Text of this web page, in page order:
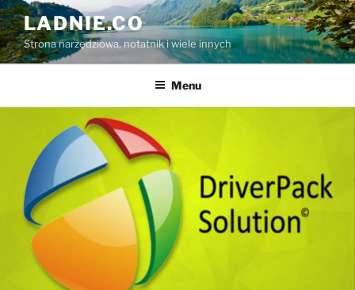
Przejdź
do
treści
LADNIE.CO
Strona narzędziowa, notatnik i wiele innych
Menu